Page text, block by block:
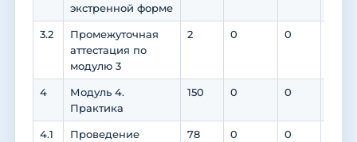
экстренной форме
3.2
Промежуточная
аттестация по
модулю 3
2 0 0
4
Модуль 4.
Практика
150 0 0
4.1
Проведение
78 0 0